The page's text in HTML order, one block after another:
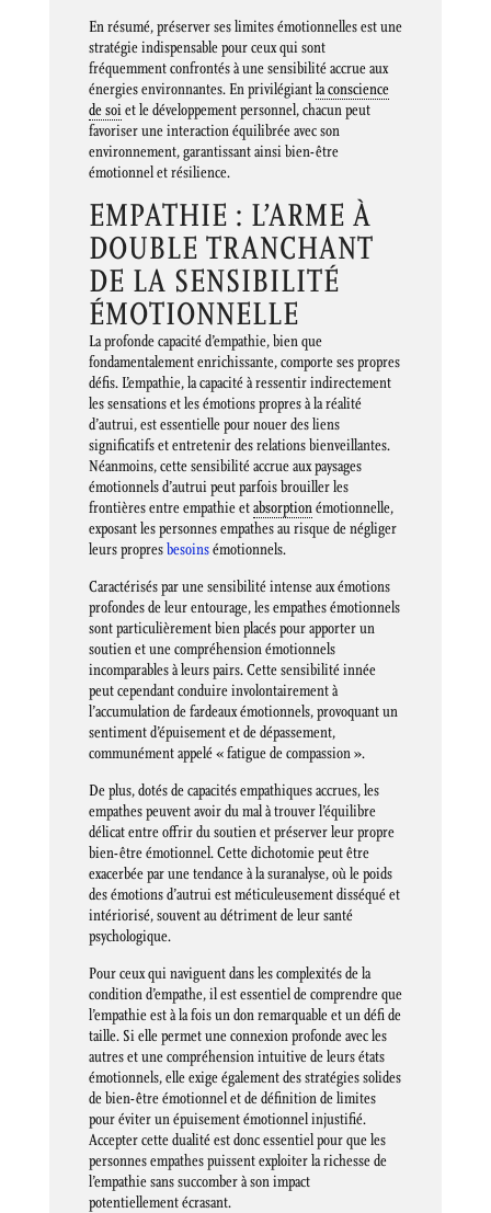
En résumé, préserver ses limites émotionnelles est une
stratégie indispensable pour ceux qui sont
fréquemment confrontés à une sensibilité accrue aux
énergies environnantes. En privilégiantla conscience
de soiet le développement personnel, chacun peut
favoriser une interaction équilibrée avec son
environnement, garantissant ainsi bien-être
émotionnel et résilience.
EMPATHIE : L’ARME À
DOUBLE TRANCHANT
DE LA SENSIBILITÉ
ÉMOTIONNELLE
La profonde capacité d’empathie, bien que
fondamentalement enrichissante, comporte ses propres
défis. L’empathie, la capacité à ressentir indirectement
les sensations et les émotions propres à la réalité
d’autrui, est essentielle pour nouer des liens
significatifs et entretenir des relations bienveillantes.
Néanmoins, cette sensibilité accrue aux paysages
émotionnels d’autrui peut parfois brouiller les
frontières entre empathie etabsorptionémotionnelle,
exposant les personnes empathes au risque de négliger
leurs propresbesoinsémotionnels.
Caractérisés par une sensibilité intense aux émotions
profondes de leur entourage, les empathes émotionnels
sont particulièrement bien placés pour apporter un
soutien et une compréhension émotionnels
incomparables à leurs pairs. Cette sensibilité innée
peut cependant conduire involontairement à
l’accumulation de fardeaux émotionnels, provoquant un
sentiment d’épuisement et de dépassement,
communément appelé « fatigue de compassion ».
De plus, dotés de capacités empathiques accrues, les
empathes peuvent avoir du mal à trouver l’équilibre
délicat entre offrir du soutien et préserver leur propre
bien-être émotionnel. Cette dichotomie peut être
exacerbée par une tendance à la suranalyse, où le poids
des émotions d’autrui est méticuleusement disséqué et
intériorisé, souvent au détriment de leur santé
psychologique.
Pour ceux qui naviguent dans les complexités de la
condition d’empathe, il est essentiel de comprendre que
l’empathie est à la fois un don remarquable et un défi de
taille. Si elle permet une connexion profonde avec les
autres et une compréhension intuitive de leurs états
émotionnels, elle exige également des stratégies solides
de bien-être émotionnel et de définition de limites
pour éviter un épuisement émotionnel injustifié.
Accepter cette dualité est donc essentiel pour que les
personnes empathes puissent exploiter la richesse de
l’empathie sans succomber à son impact
potentiellement écrasant.